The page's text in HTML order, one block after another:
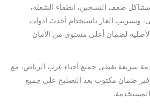
مشاكل ضعف التسخين، انطفاء الشعلة،
وتسريب الغاز باستخدام أحدث أدوات
الأصلية لضمان أعلى مستوى من الأمان
سريعة تغطي جميع أحياء غرب الرياض، مع
وتوفير ضمان مكتوب بعد التصليح على جميع
المستخدمة.